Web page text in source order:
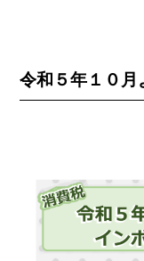
令和５年１０月